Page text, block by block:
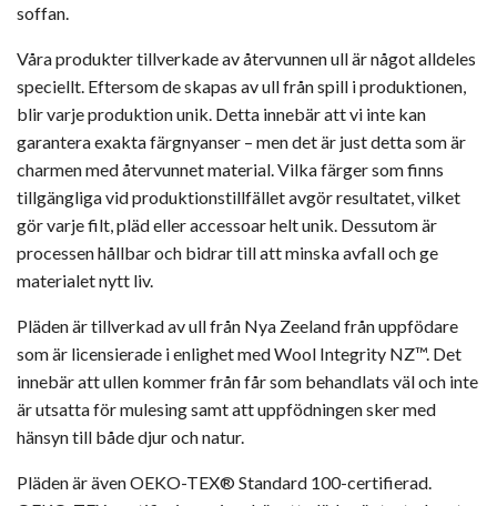
soffan.
Våra produkter tillverkade av återvunnen ull är något alldeles
speciellt. Eftersom de skapas av ull från spill i produktionen,
blir varje produktion unik. Detta innebär att vi inte kan
garantera exakta färgnyanser – men det är just detta som är
charmen med återvunnet material. Vilka färger som finns
tillgängliga vid produktionstillfället avgör resultatet, vilket
gör varje filt, pläd eller accessoar helt unik. Dessutom är
processen hållbar och bidrar till att minska avfall och ge
materialet nytt liv.
Pläden är tillverkad av ull från Nya Zeeland från uppfödare
som är licensierade i enlighet med Wool Integrity NZ™. Det
innebär att ullen kommer från får som behandlats väl och inte
är utsatta för mulesing samt att uppfödningen sker med
hänsyn till både djur och natur.
Pläden är även OEKO-TEX® Standard 100-certifierad.